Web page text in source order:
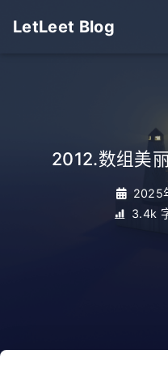
LetLeet Blog
2012.数组美
2025
3.4k